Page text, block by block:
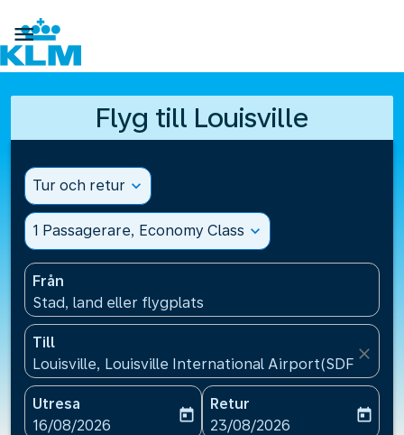

Flyg till Louisville
Tur och retur expand_more
1 Passagerare, Economy Class expand_more
Från
Stad, land eller flygplats
Till
Louisville, Louisville International Airport(SDF), USA
close
Utresa
fc-booking-departure-date-aria-label
16/08/2026
today
Retur
fc-booking-return-date-
23/08/2026
today